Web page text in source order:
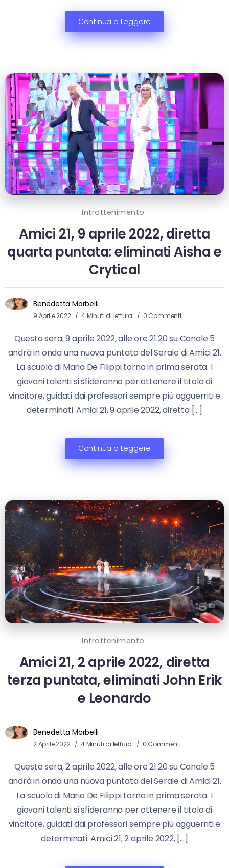
Continua a Leggere
Intrattenimento
Amici 21, 9 aprile 2022, diretta
quarta puntata: eliminati Aisha e
Crytical
Benedetta Morbelli
9 Aprile 2022 4 Minuti di lettura 0 Commenti
Questa sera, 9 aprile 2022, alle ore 21.20 su Canale 5
andrà in onda una nuova puntata del Serale di Amici 21.
La scuola di Maria De Filippi torna in prima serata. I
giovani talenti si sfideranno per ottenere il titolo di
vincitore, guidati dai professori sempre più agguerriti e
determinati. Amici 21, 9 aprile 2022, diretta […]
Continua a Leggere
Intrattenimento
Amici 21, 2 aprile 2022, diretta
terza puntata, eliminati John Erik
e Leonardo
Benedetta Morbelli
2 Aprile 2022 4 Minuti di lettura 0 Commenti
Questa sera, 2 aprile 2022, alle ore 21.20 su Canale 5
andrà in onda una nuova puntata del Serale di Amici 21.
La scuola di Maria De Filippi torna in prima serata. I
giovani talenti si sfideranno per ottenere il titolo di
vincitore, guidati dai professori sempre più agguerriti e
determinati. Amici 21, 2 aprile 2022, […]